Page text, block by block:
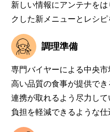
新しい情報にアンテナを
クした新メニューとレシピ
調理準備
専門バイヤーによる中央市
高い品質の食事が提供で
連携が取れるよう尽力し
負担を軽減できるような仕